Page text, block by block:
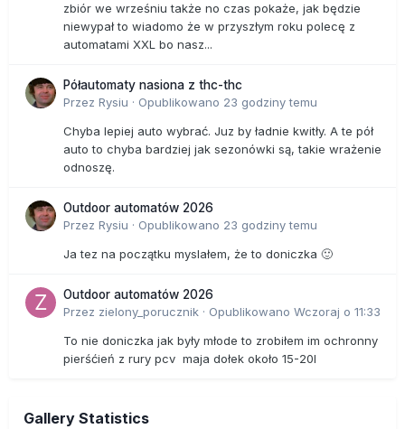
zbiór we wrześniu także no czas pokaże, jak będzie
niewypał to wiadomo że w przyszłym roku polecę z
automatami XXL bo nasz...
Półautomaty nasiona z thc-thc
Przez Rysiu · Opublikowano 23 godziny temu
Chyba lepiej auto wybrać. Juz by ładnie kwitły. A te pół
auto to chyba bardziej jak sezonówki są, takie wrażenie
odnoszę.
Outdoor automatów 2026
Przez Rysiu · Opublikowano 23 godziny temu
Ja tez na początku myslałem, że to doniczka 🙂
Outdoor automatów 2026
Przez zielony_porucznik · Opublikowano Wczoraj o 11:33
To nie doniczka jak były młode to zrobiłem im ochronny
pierśćień z rury pcv maja dołek około 15-20l
Gallery Statistics